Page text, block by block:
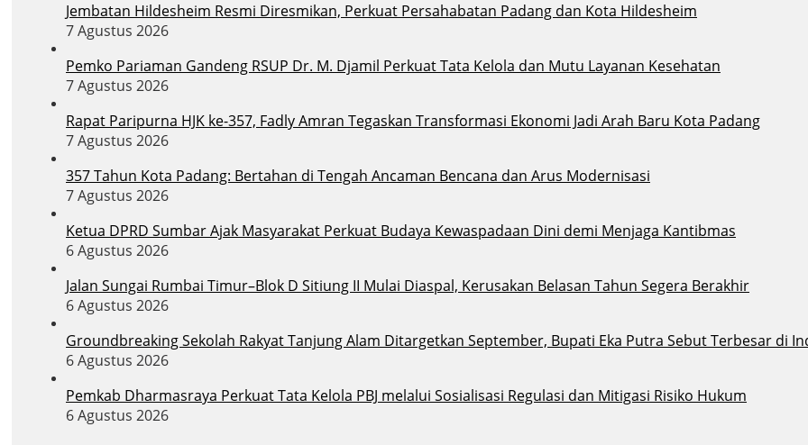
Jembatan Hildesheim Resmi Diresmikan, Perkuat Persahabatan Padang dan Kota Hildesheim
7 Agustus 2026
Pemko Pariaman Gandeng RSUP Dr. M. Djamil Perkuat Tata Kelola dan Mutu Layanan Kesehatan
7 Agustus 2026
Rapat Paripurna HJK ke-357, Fadly Amran Tegaskan Transformasi Ekonomi Jadi Arah Baru Kota Padang
7 Agustus 2026
357 Tahun Kota Padang: Bertahan di Tengah Ancaman Bencana dan Arus Modernisasi
7 Agustus 2026
Ketua DPRD Sumbar Ajak Masyarakat Perkuat Budaya Kewaspadaan Dini demi Menjaga Kantibmas
6 Agustus 2026
Jalan Sungai Rumbai Timur–Blok D Sitiung II Mulai Diaspal, Kerusakan Belasan Tahun Segera Berakhir
6 Agustus 2026
Groundbreaking Sekolah Rakyat Tanjung Alam Ditargetkan September, Bupati Eka Putra Sebut Terbesar di
6 Agustus 2026
Pemkab Dharmasraya Perkuat Tata Kelola PBJ melalui Sosialisasi Regulasi dan Mitigasi Risiko Hukum
6 Agustus 2026